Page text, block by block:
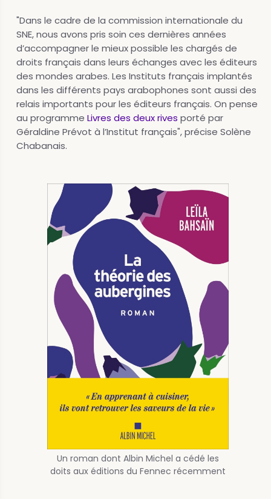
"Dans le cadre de la commission internationale du
SNE, nous avons pris soin ces dernières années
d’accompagner le mieux possible les chargés de
droits français dans leurs échanges avec les éditeurs
des mondes arabes. Les Instituts français implantés
dans les différents pays arabophones sont aussi des
relais importants pour les éditeurs français. On pense
au programme Livres des deux rives porté par
Géraldine Prévot à l’Institut français", précise Solène
Chabanais.
Un roman dont Albin Michel a cédé les
doits aux éditions du Fennec récemment